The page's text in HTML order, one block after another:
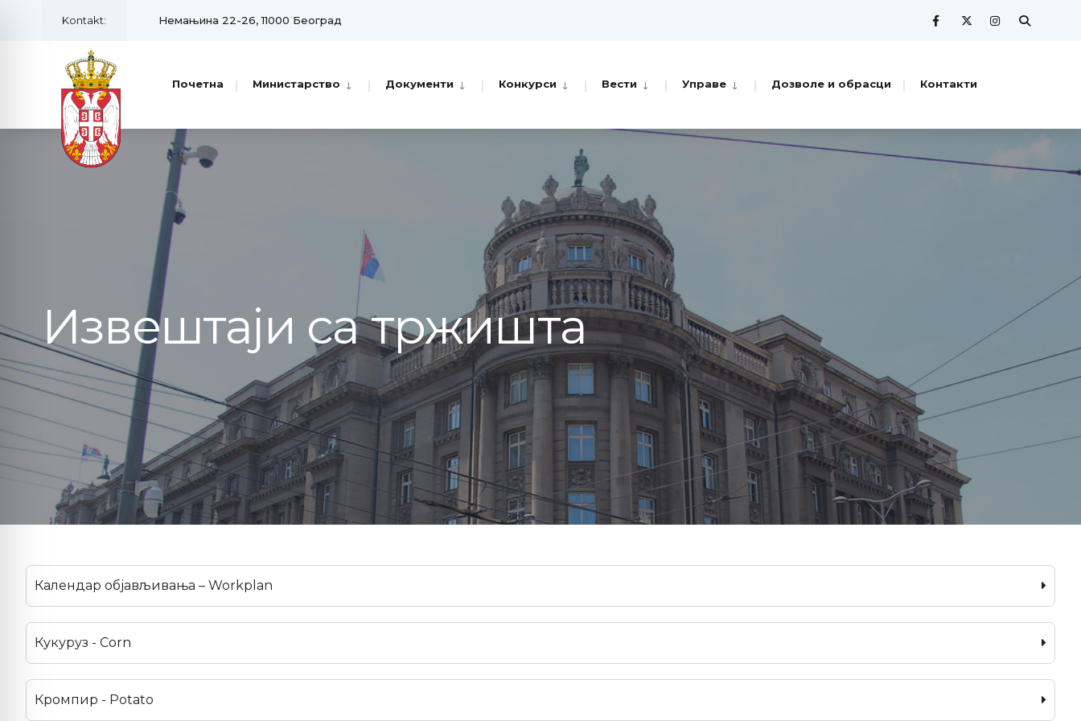
Kontakt: Немањина 22-26, 11000 Београд
Почетна Министарство Документи Конкурси Вести Управе Дозволе и обрасци Контакти
Извештаји са тржишта
Календар објављивања – Workplan
Кукуруз - Corn
Кромпир - Potato